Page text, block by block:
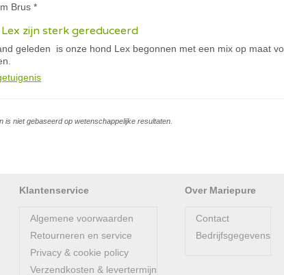
Brus *
zijn sterk gereduceerd
geleden is onze hond Lex begonnen met een mix op maat
niet gebaseerd op wetenschappelijke resultaten.
Klantenservice
Algemene voorwaarden
Retourneren en service
Privacy & cookie policy
Verzendkosten & levertermijn
Over Mariepure
Contact
Bedrijfsgegevens